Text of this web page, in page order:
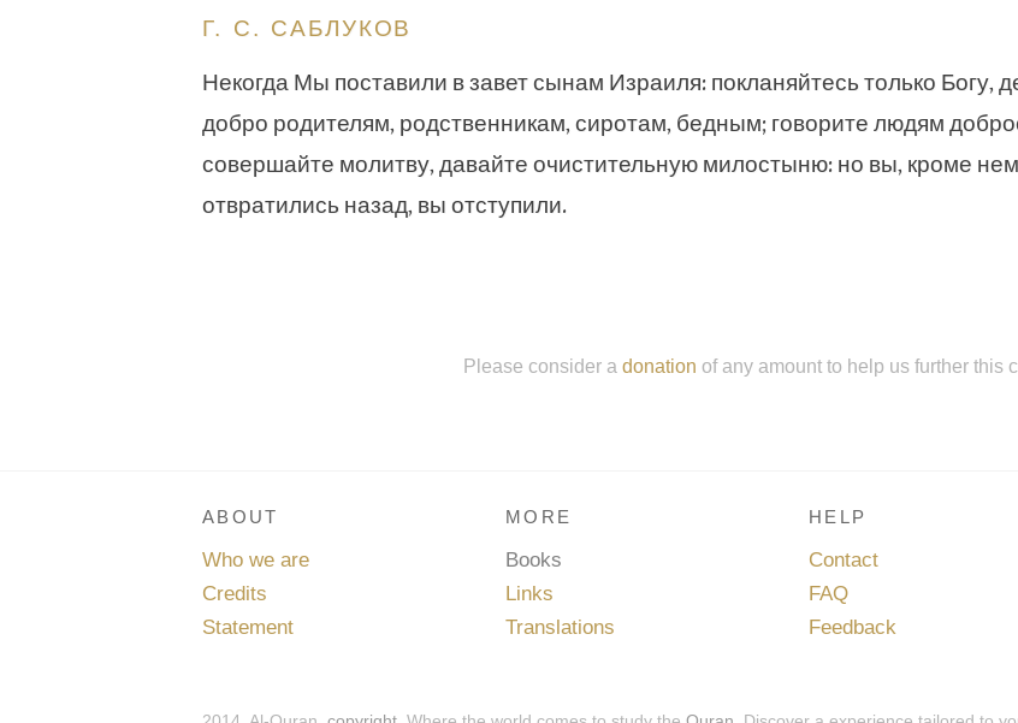
Г. С. САБЛУКОВ
Некогда Мы поставили в завет сынам Израиля: покланяйтесь только Богу,
добро родителям, родственникам, сиротам, бедным; говорите людям
совершайте молитву, давайте очистительную милостыню: но вы, кроме
отвратились назад, вы отступили.
Please consider a donation of any amount to help us further this
ABOUT
Who we are
Credits
Statement
MORE
Books
Links
Translations
HELP
Contact
FAQ
Feedback